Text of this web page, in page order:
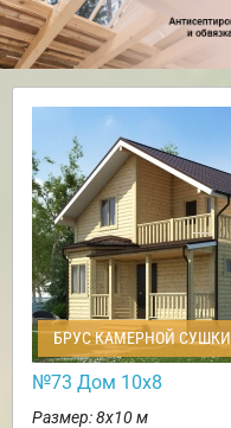
БРУС КАМЕРНОЙ СУШКИ
№73 Дом 10х8
Размер: 8х10 м